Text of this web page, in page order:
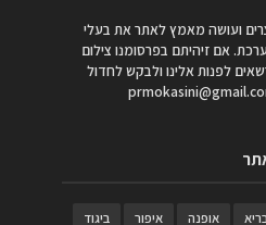
ועושה מאמץ לאתר את בעלי
אם זיהיתם בפרסומנו צילום
לפנות אלינו ולבקש לחדול
אופנה איפור
ביגוד